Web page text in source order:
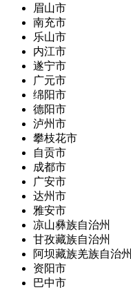
眉山市
南充市
乐山市
内江市
遂宁市
广元市
绵阳市
德阳市
泸州市
攀枝花市
自贡市
成都市
广安市
达州市
雅安市
凉山彝族自治州
甘孜藏族自治州
阿坝藏族羌族自治州
资阳市
巴中市